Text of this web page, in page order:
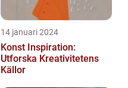
14 januari 2024
Konst Inspiration:
Utforska Kreativitetens
Källor